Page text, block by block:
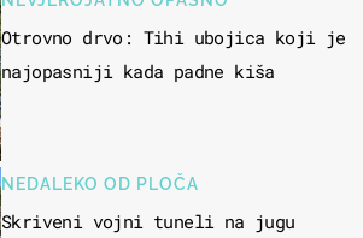
Otrovno drvo: Tihi ubojica koji je
najopasniji kada padne kiša
NEDALEKO OD PLOČA
Skriveni vojni tuneli na jugu